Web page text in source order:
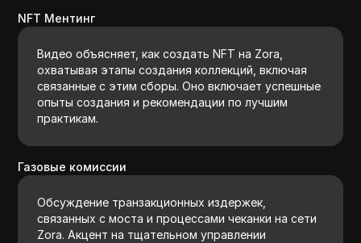
NFT Ментинг
Видео объясняет, как создать NFT на Zora,
охватывая этапы создания коллекций, включая
связанные с этим сборы. Оно включает успешные
опыты создания и рекомендации по лучшим
практикам.
Газовые комиссии
Обсуждение транзакционных издержек,
связанных с моста и процессами чеканки на сети
Zora. Акцент на тщательном управлении